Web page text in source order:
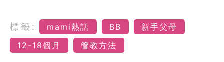
標籤: mami熱話 BB
新手父母
12-18個月
管教方法